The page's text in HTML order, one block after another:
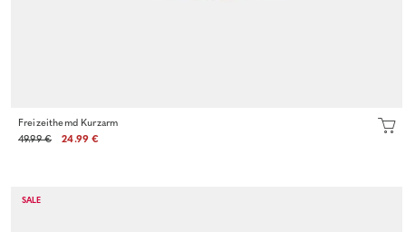
Freizeithemd Kurzarm
49.99 €
24.99 €
SALE